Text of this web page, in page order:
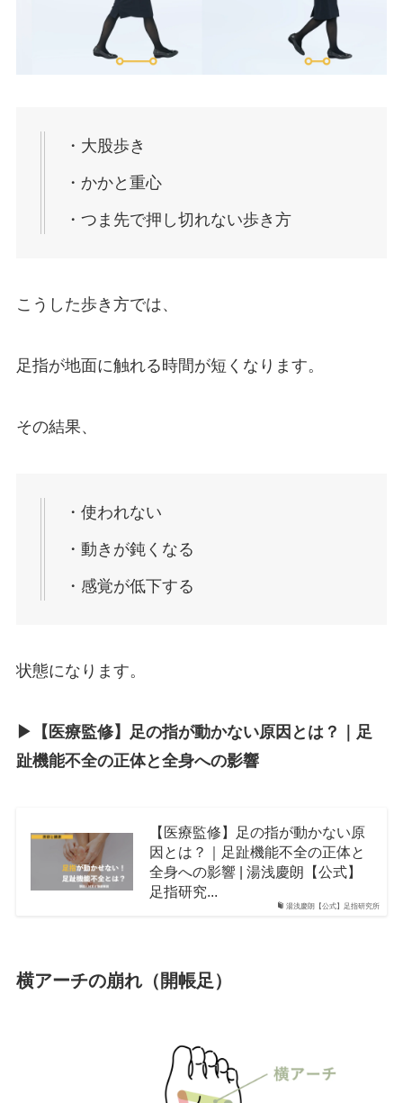
・大股歩き
・かかと重心
・つま先で押し切れない歩き方
こうした歩き方では、
足指が地面に触れる時間が短くなります。
その結果、
・使われない
・動きが鈍くなる
・感覚が低下する
状態になります。
▶︎【医療監修】足の指が動かない原因とは？｜足
趾機能不全の正体と全身への影響
湯浅慶朗【公式】足指研究所
【医療監修】足の指が動かない原
因とは？｜足趾機能不全の正体と
全身への影響 | 湯浅慶朗【公式】
足指研究...
横アーチの崩れ（開帳足）